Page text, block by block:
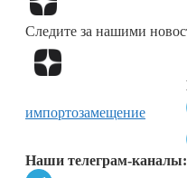
Следите за нашими
Наши телеграм-каналы:
импортозамещение